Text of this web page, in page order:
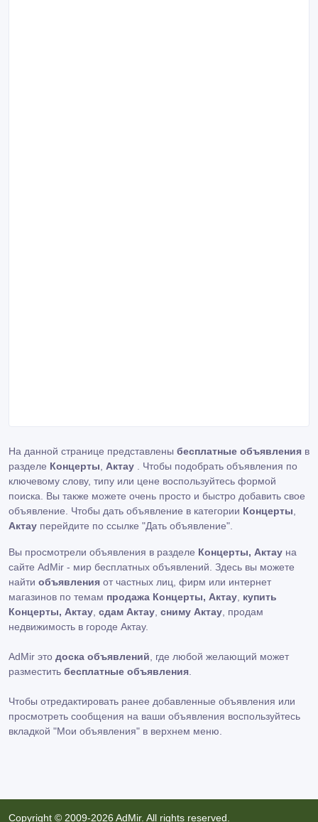
На данной странице представлены бесплатные объявления в
разделе Концерты Актау . Чтобы подобрать объявления по
ключевому слову, типу или цене воспользуйтесь формой
поиска. Вы также можете очень просто и быстро добавить свое
объявление. Чтобы дать объявление в категории Концерты
Актау перейдите по ссылке "Дать объявление"
Вы просмотрели объявления в разделе Концерты, Актау на
сайте AdMir - мир бесплатных объявлений. Здесь вы можете
найти объявления от частных лиц, фирм или интернет
магазинов по темам продажа Концерты, Актау купить
Концерты, Актау сдам Актау сниму Актау , продам
недвижимость в городе Актау.
AdMir это доска объявлений , где любой желающий может
разместить бесплатные объявления
Чтобы отредактировать ранее добавленные объявления или
просмотреть сообщения на ваши объявления воспользуйтесь
вкладкой "Мои объявления" в верхнем меню.
Copyright © 2009-2026 AdMir. All rights reserved.